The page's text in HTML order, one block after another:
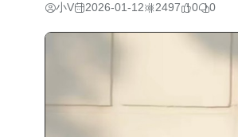
小V 2026-01-12 2497 0 0